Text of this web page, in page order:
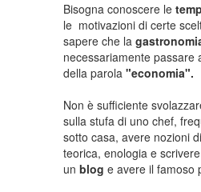
Bisogna conoscere le
le motivazioni di certe
sapere che la
necessariamente passare
della parola"economia".
Non è sufficiente
sulla stufa di uno chef,
sotto casa, avere nozioni
teorica, enologia e
unbloge avere il famoso